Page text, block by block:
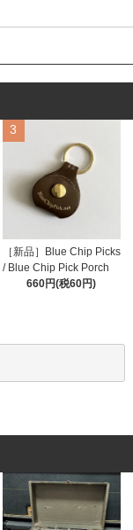
3
［新品］Blue Chip Picks
/ Blue Chip Pick Porch
660円(税60円)